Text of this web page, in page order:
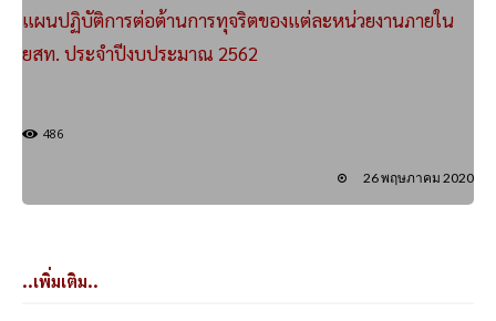
แผนปฏิบัติการต่อต้านการทุจริตของแต่ละหน่วยงานภายใน
ยสท. ประจำปีงบประมาณ 2562
486
26 พฤษภาคม 2020
..เพิ่มเติม..